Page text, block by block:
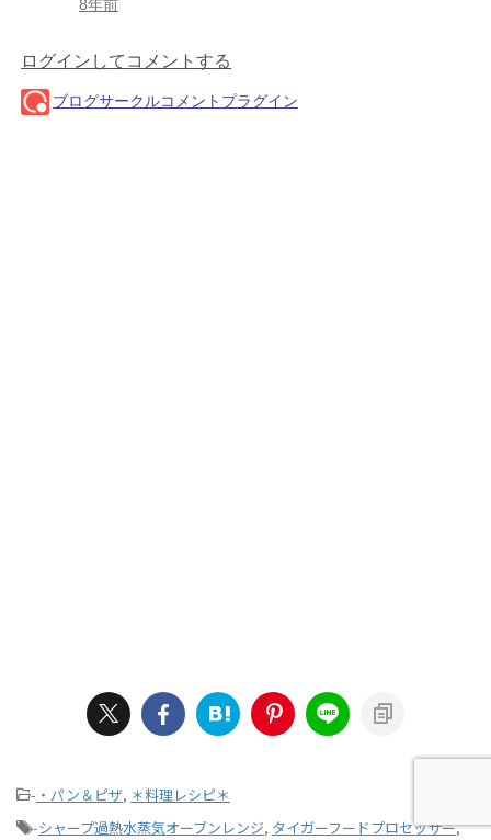
- ・パン＆ピザ, ＊料理レシピ＊
-シャープ過熱水蒸気オーブンレンジ, タイガーフードプロセッサー,